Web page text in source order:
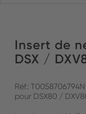
Insert de
DSX /
Réf.: T0058706794N
pour DSX80 /